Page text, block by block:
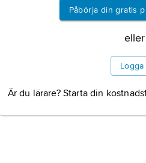
Påbörja din gratis
eller
Logga
Är du lärare? Starta din